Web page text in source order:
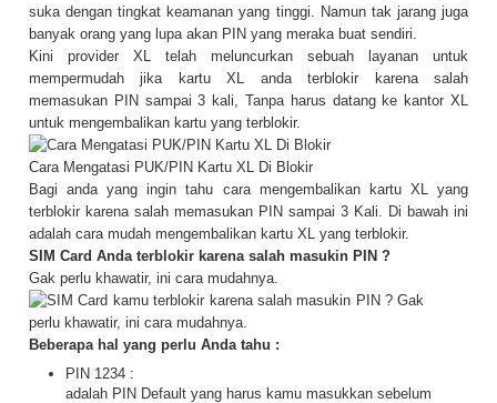
suka dengan tingkat keamanan yang tinggi. Namun tak jarang juga
banyak orang yang lupa akan PIN yang meraka buat sendiri.
Kini provider XL telah meluncurkan sebuah layanan untuk
mempermudah jika kartu XL anda terblokir karena salah
memasukan PIN sampai 3 kali, Tanpa harus datang ke kantor XL
untuk mengembalikan kartu yang terblokir.
Cara Mengatasi PUK/PIN Kartu XL Di Blokir
Bagi anda yang ingin tahu cara mengembalikan kartu XL yang
terblokir karena salah memasukan PIN sampai 3 Kali. Di bawah ini
adalah cara mudah mengembalikan kartu XL yang terblokir.
SIM Card Anda terblokir karena salah masukin PIN ?
Gak perlu khawatir, ini cara mudahnya.
Beberapa hal yang perlu Anda tahu :
PIN 1234 :
adalah PIN Default yang harus kamu masukkan sebelum